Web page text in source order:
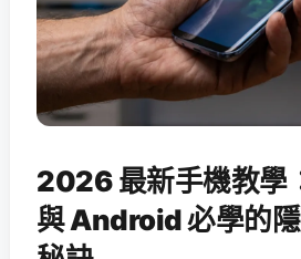
2026 最新手機教學
與 Android 必學的